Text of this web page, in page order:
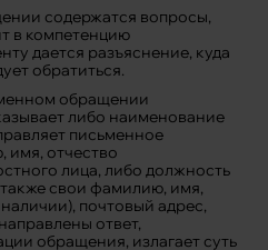
содержатся вопросы,
в компетенцию
дается разъяснение, куда
обратиться.
обращении
либо наименование
письменное
отчество
лица, либо должность
свои фамилию, имя,
почтовый адрес,
ответ,
обращения, излагает суть